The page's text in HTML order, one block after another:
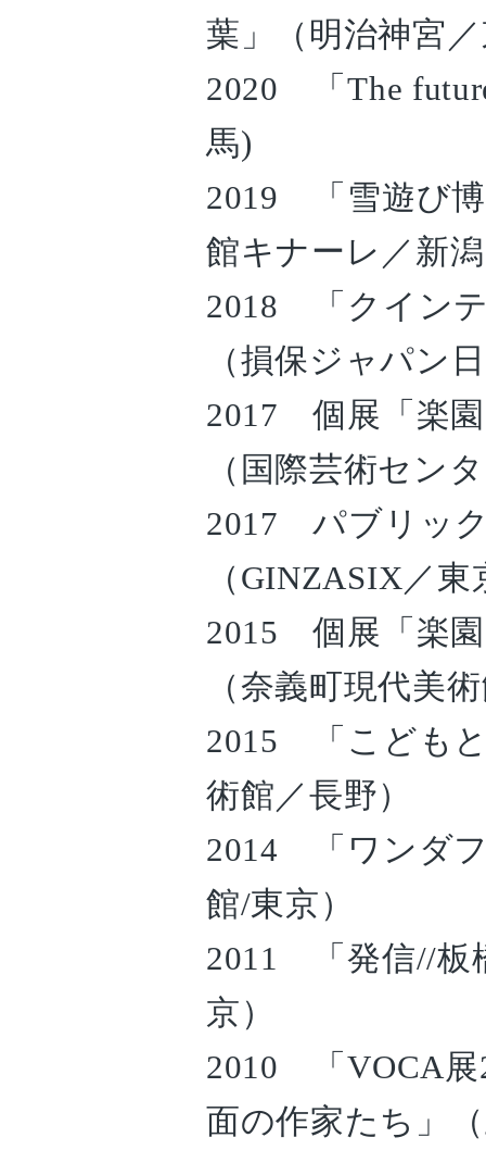
葉」（明治神宮
2020 「The
馬)
2019 「雪遊び博
館キナーレ／新
2018 「クイン
（損保ジャパン
2017 個展「楽
（国際芸術セン
2017 パブリッ
（GINZASIX／東
2015 個展「楽
（奈義町現代美
2015 「こども
術館／長野）
2014 「ワンダ
館/東京）
2011 「発信//板
京）
2010 「VOCA展
面の作家たち」